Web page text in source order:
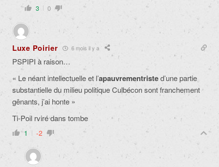
3 0
Luxe Poirier 6 mois il y a
PSPIPI à raison…
« Le néant intellectuelle et l’apauvrementristed’une partie
substantielle du milieu politique Culbécon sont franchement
gênants, j’ai honte »
Ti-Poil rviré dans tombe
1 -2